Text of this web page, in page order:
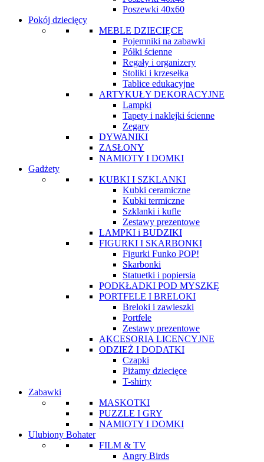
Poszewki 40x60
Pokój dziecięcy
MEBLE DZIECIĘCE
Pojemniki na zabawki
Półki ścienne
Regały i organizery
Stoliki i krzesełka
Tablice edukacyjne
ARTYKUŁY DEKORACYJNE
Lampki
Tapety i naklejki ścienne
Zegary
DYWANIKI
ZASŁONY
NAMIOTY I DOMKI
Gadżety
KUBKI I SZKLANKI
Kubki ceramiczne
Kubki termiczne
Szklanki i kufle
Zestawy prezentowe
LAMPKI i BUDZIKI
FIGURKI I SKARBONKI
Figurki Funko POP!
Skarbonki
Statuetki i popiersia
PODKŁADKI POD MYSZKĘ
PORTFELE I BRELOKI
Breloki i zawieszki
Portfele
Zestawy prezentowe
AKCESORIA LICENCYJNE
ODZIEŻ I DODATKI
Czapki
Piżamy dziecięce
T-shirty
Zabawki
MASKOTKI
PUZZLE I GRY
NAMIOTY I DOMKI
Ulubiony Bohater
FILM & TV
Angry Birds